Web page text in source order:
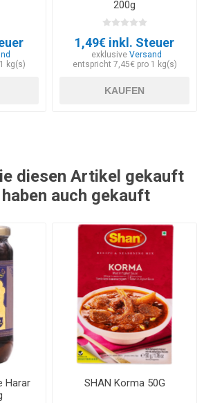
kg(s)
200g
1,49€ inkl. Steuer
exklusive Versand
entspricht 7,45€ pro 1 kg(s)
KAUFEN
diesen Artikel gekauft
auch gekauft
Harar
SHAN Korma 50G